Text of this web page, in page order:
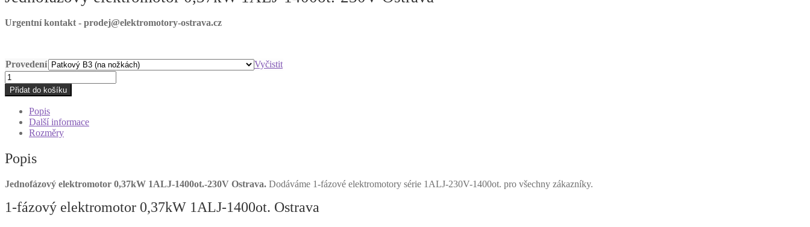
Urgentní kontakt - prodej@elektromotory-ostrava.cz
Provedení
Vyčistit
Jednofázový
elektromotor
0,37kW
1ALJ-
1400ot.-230V
Ostrava
množství
Přidat do košíku
Popis
Další informace
Rozměry
Popis
Jednofázový elektromotor 0,37kW 1ALJ-1400ot.-230V Ostrava. Dodáváme 1-fázové elektromotory série 1ALJ-230V-1400ot. pro všechny zákazníky.
1-fázový elektromotor 0,37kW 1ALJ-1400ot. Ostrava